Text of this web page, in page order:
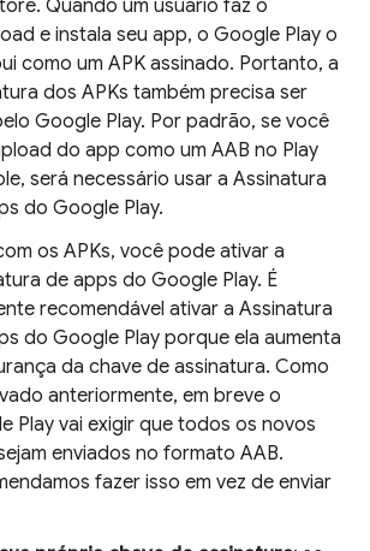
Quando um usuário faz o
e instala seu app, o Google Play o
como um APK assinado. Portanto, a
dos APKs também precisa ser
Google Play. Por padrão, se você
do app como um AAB no Play
será necessário usar a Assinatura
do Google Play.
os APKs, você pode ativar a
de apps do Google Play. É
recomendável ativar a Assinatura
do Google Play porque ela aumenta
da chave de assinatura. Como
anteriormente, em breve o
Play vai exigir que todos os novos
enviados no formato AAB.
fazer isso em vez de enviar